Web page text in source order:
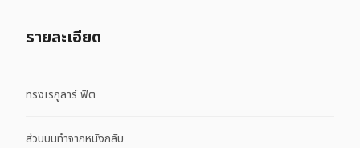
รายละเอียด
ทรงเรกูลาร์ ฟิต
ส่วนบนทำจากหนังกลับ